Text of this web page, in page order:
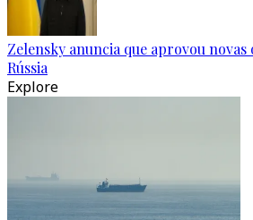
Zelensky anuncia que aprovou
Rússia
Explore